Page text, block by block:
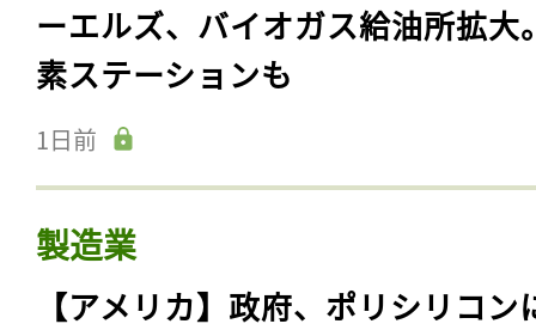
ーエルズ、バイオガス給油所拡大
素ステーションも
1日前
製造業
【アメリカ】政府、ポリシリコン